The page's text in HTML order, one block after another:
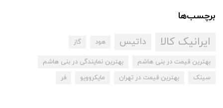
برچسب‌ها
ایرانیک کالا داتیس هود گاز
بهترین قیمت در بنی هاشم
بهترین نمایندگی در بنی هاشم
سینک
بهترین قیمت در تهران مایکروویو فر